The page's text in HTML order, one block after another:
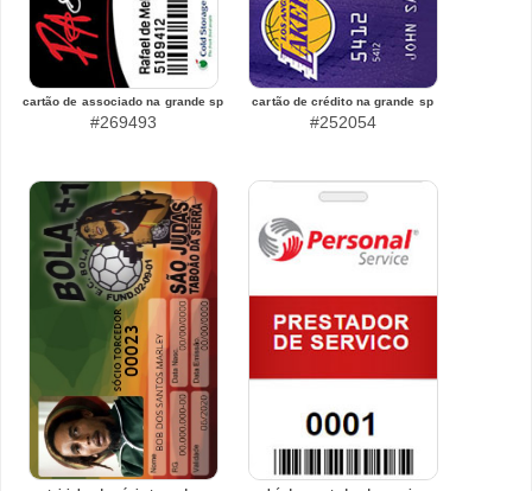
cartão de associado na grande sp
#269493
cartão de crédito na grande sp
#252054